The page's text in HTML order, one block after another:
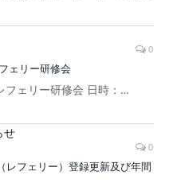
0
ェリー研修会
フェリー研修会 日時：…
せ
0
レフェリー）登録更新及び年間